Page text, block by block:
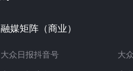
融媒矩阵（商业）
大众日报抖音号
大